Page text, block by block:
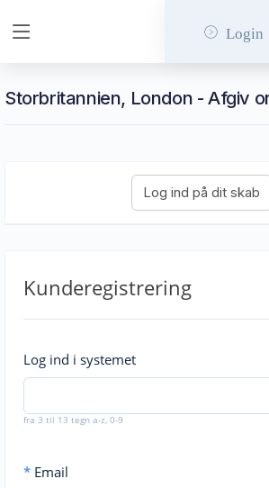
Login
Storbritannien, London - Afgiv
Kunderegistrering
Log ind i systemet
fra 3 til 13 tegn a-z, 0-9
* Email